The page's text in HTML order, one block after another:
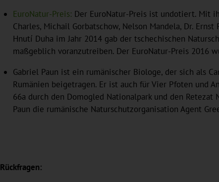
EuroNatur-Preis: Der EuroNatur-Preis ist undotiert. Mit
Charles, Michail Gorbatschow, Nelson Mandela, Dr.
Hnutí Duha im Jahr 2014 gab der tschechischen
maßgeblich voranzutreiben. Der EuroNatur-Preis 2016
Gabriel Paun ist ein rumänischer Biologe, der sich als
Rumänien beigetragen. Er ist auch für Vier Pfoten und
66a durch den Domogled Nationalpark und den
Paun die rumänische Naturschutzorganisation Agent
Rückfragen: